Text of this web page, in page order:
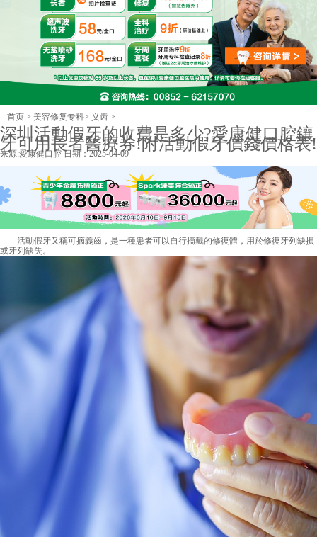
首页 > 美容修复专科> 义齿 >
深圳活動假牙的收費是多少?愛康健口腔鑲
牙可用長者醫療券!附活動假牙價錢價格表!
来源:愛康健口腔日期：2025-04-09
活動假牙又稱可摘義齒，是一種患者可以自行摘戴的修復體，用於修復牙列缺損
或牙列缺失。